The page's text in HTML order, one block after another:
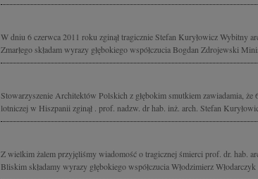
W dniu 6 czerwca 2011 roku zginął tragicznie Stefan Kuryłowicz Wybitny
Zmarłego składam wyrazy głębokiego współczucia Bogdan Zdrojewski
Stowarzyszenie Architektów Polskich z głębokim smutkiem zawiadamia,
lotniczej w Hiszpanii zginął . prof. nadzw. dr hab. inż. arch. Stefan
Z wielkim żalem przyjęliśmy wiadomość o tragicznej śmierci prof. dr. hab.
Bliskim składamy wyrazy głębokiego współczucia Włodzimierz Włodarczyk -